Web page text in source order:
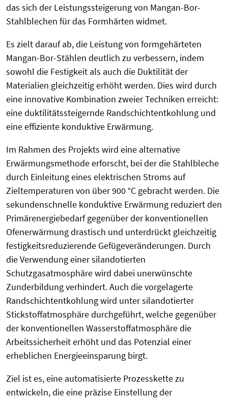
das sich der Leistungssteigerung von Mangan-Bor-
Stahlblechen für das Formhärten widmet.
Es zielt darauf ab, die Leistung von formgehärteten
Mangan-Bor-Stählen deutlich zu verbessern, indem
sowohl die Festigkeit als auch die Duktilität der
Materialien gleichzeitig erhöht werden. Dies wird durch
eine innovative Kombination zweier Techniken erreicht:
eine duktilitätssteigernde Randschichtentkohlung und
eine effiziente konduktive Erwärmung.
Im Rahmen des Projekts wird eine alternative
Erwärmungsmethode erforscht, bei der die Stahlbleche
durch Einleitung eines elektrischen Stroms auf
Zieltemperaturen von über 900 °C gebracht werden. Die
sekundenschnelle konduktive Erwärmung reduziert den
Primärenergiebedarf gegenüber der konventionellen
Ofenerwärmung drastisch und unterdrückt gleichzeitig
festigkeitsreduzierende Gefügeveränderungen. Durch
die Verwendung einer silandotierten
Schutzgasatmosphäre wird dabei unerwünschte
Zunderbildung verhindert. Auch die vorgelagerte
Randschichtentkohlung wird unter silandotierter
Stickstoffatmosphäre durchgeführt, welche gegenüber
der konventionellen Wasserstoffatmosphäre die
Arbeitssicherheit erhöht und das Potenzial einer
erheblichen Energieeinsparung birgt.
Ziel ist es, eine automatisierte Prozesskette zu
entwickeln, die eine präzise Einstellung der